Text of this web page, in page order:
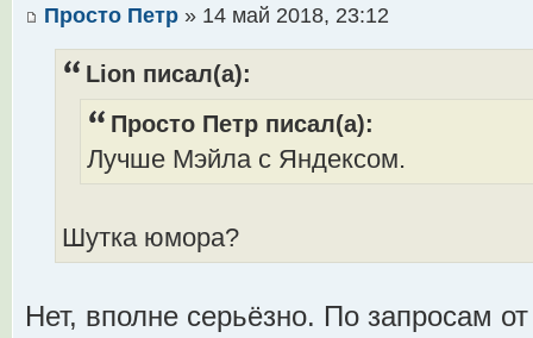
Просто Петр » 14 май 2018, 23:12
Lion писал(а):
Просто Петр писал(а):
Лучше Мэйла с Яндексом.
Шутка юмора?
Нет, вполне серьёзно. По запросам